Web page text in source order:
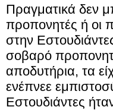
Πραγματικά δεν
προπονητές ή οι
στην
σοβαρό
αποδυτήρια, τα
ενέπνεε
Εστουδιάντες